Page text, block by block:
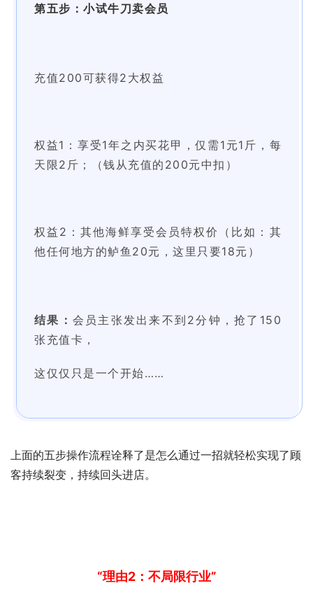
第五步：小试牛刀卖会员
充值200可获得2大权益
权益1：享受1年之内买花甲，仅需1元1斤，每
天限2斤；
（钱从充值的200元中扣）
权益2：其他海鲜享受会员特权价 （比如： 其
他任何地方的鲈鱼20元，这里只要18元）
结果： 会员主张发出来不到2分钟，抢了150
张充值卡，
这仅仅只是一个开始……
上面的五步操作流程诠释了是怎么通过一招就轻松实现了顾
客持续裂变，持续回头进店。
“理由2：不局限行业”